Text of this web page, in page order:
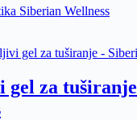
Siberian Wellness
za